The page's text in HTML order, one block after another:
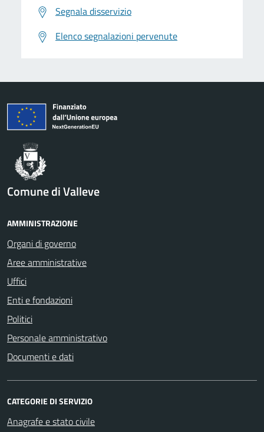
Segnala disservizio
Elenco segnalazioni pervenute
Comune di Valleve
AMMINISTRAZIONE
Organi di governo
Aree amministrative
Uffici
Enti e fondazioni
Politici
Personale amministrativo
Documenti e dati
CATEGORIE DI SERVIZIO
Anagrafe e stato civile